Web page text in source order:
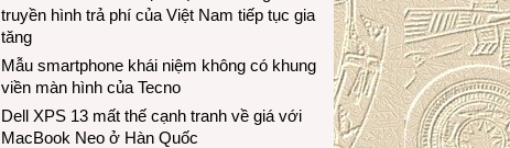
truyền hình trả phí của Việt Nam tiếp tục gia
tăng
Mẫu smartphone khái niệm không có khung
viền màn hình của Tecno
Dell XPS 13 mất thế cạnh tranh về giá với
MacBook Neo ở Hàn Quốc